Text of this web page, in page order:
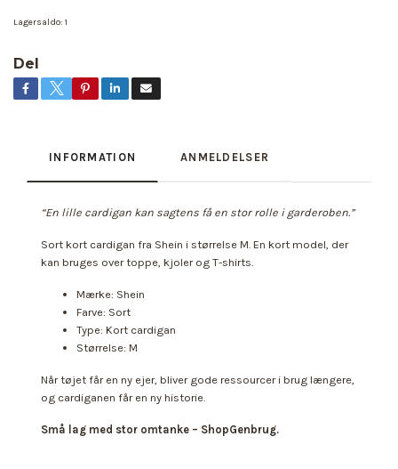
Lagersaldo: 1
Del
INFORMATION ANMELDELSER
“En lille cardigan kan sagtens få en stor rolle i garderoben.”
Sort kort cardigan fra Shein i størrelse M. En kort model, der
kan bruges over toppe, kjoler og T-shirts.
Mærke: Shein
Farve: Sort
Type: Kort cardigan
Størrelse: M
Når tøjet får en ny ejer, bliver gode ressourcer i brug længere,
og cardiganen får en ny historie.
Små lag med stor omtanke – ShopGenbrug.